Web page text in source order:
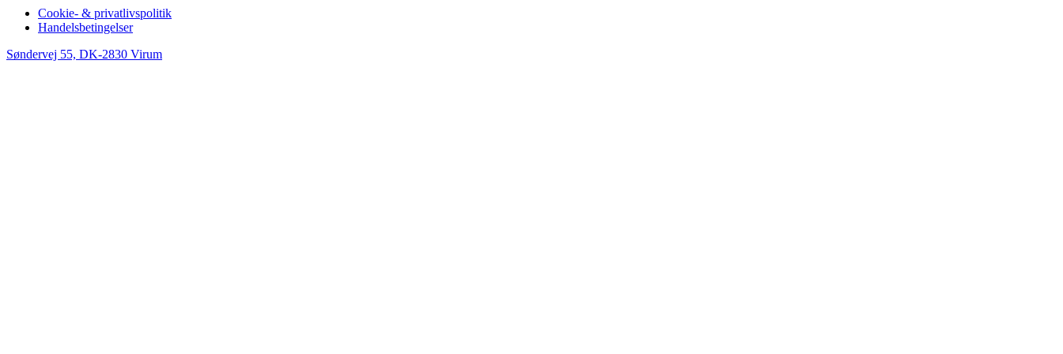
Cookie- & privatlivspolitik
Handelsbetingelser
Søndervej 55, DK-2830 Virum